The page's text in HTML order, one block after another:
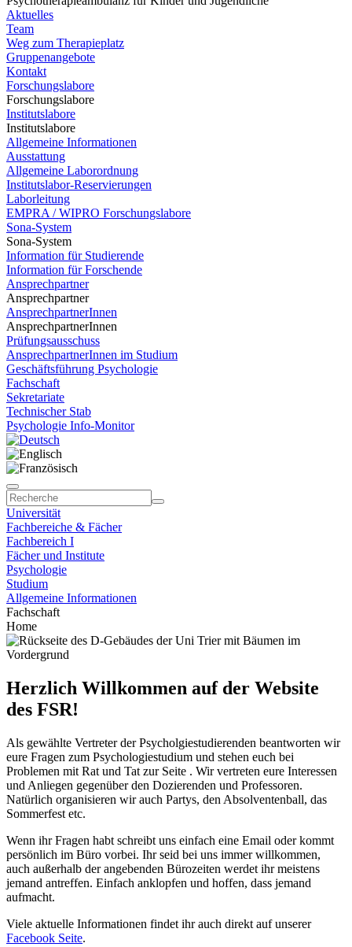
Aktuelles
Team
Weg zum Therapieplatz
Gruppenangebote
Kontakt
Forschungslabore
Forschungslabore
Institutslabore
Institutslabore
Allgemeine Informationen
Ausstattung
Allgemeine Laborordnung
Institutslabor-Reservierungen
Laborleitung
EMPRA / WIPRO Forschungslabore
Sona-System
Sona-System
Information für Studierende
Information für Forschende
Ansprechpartner
Ansprechpartner
AnsprechpartnerInnen
AnsprechpartnerInnen
Prüfungsausschuss
AnsprechpartnerInnen im Studium
Geschäftsführung Psychologie
Fachschaft
Sekretariate
Technischer Stab
Psychologie Info-Monitor
Universität
Fachbereiche & Fächer
Fachbereich I
Fächer und Institute
Psychologie
Studium
Allgemeine Informationen
Fachschaft
Home
Herzlich Willkommen auf der Website
des FSR!
Als gewählte Vertreter der Psycholgiestudierenden beantworten wir
eure Fragen zum Psychologiestudium und stehen euch bei
Problemen mit Rat und Tat zur Seite . Wir vertreten eure Interessen
und Anliegen gegenüber den Dozierenden und Professoren.
Natürlich organisieren wir auch Partys, den Absolventenball, das
Sommerfest etc.
Wenn ihr Fragen habt schreibt uns einfach eine Email oder kommt
persönlich im Büro vorbei. Ihr seid bei uns immer willkommen,
auch außerhalb der angebenden Bürozeiten werdet ihr meistens
jemand antreffen. Einfach anklopfen und hoffen, dass jemand
aufmacht.
Viele aktuelle Informationen findet ihr auch direkt auf unserer
Facebook Seite.